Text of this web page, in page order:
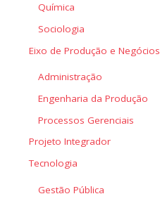
Química
Sociologia
Eixo de Produção e Negócios
Administração
Engenharia da Produção
Processos Gerenciais
Projeto Integrador
Tecnologia
Gestão Pública